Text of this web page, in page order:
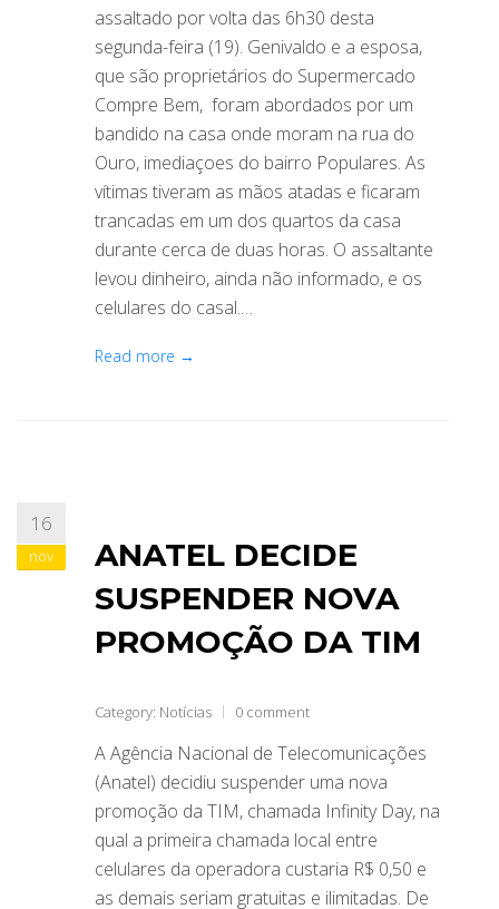
assaltado por volta das 6h30 desta
segunda-feira (19). Genivaldo e a esposa,
que são proprietários do Supermercado
Compre Bem, foram abordados por um
bandido na casa onde moram na rua do
Ouro, imediaçoes do bairro Populares. As
vítimas tiveram as mãos atadas e ficaram
trancadas em um dos quartos da casa
durante cerca de duas horas. O assaltante
levou dinheiro, ainda não informado, e os
celulares do casal.…
Read more →
16
nov
ANATEL DECIDE
SUSPENDER NOVA
PROMOÇÃO DA TIM
Category: Notícias 0 comment
A Agência Nacional de Telecomunicações
(Anatel) decidiu suspender uma nova
promoção da TIM, chamada Infinity Day, na
qual a primeira chamada local entre
celulares da operadora custaria R$ 0,50 e
as demais seriam gratuitas e ilimitadas. De